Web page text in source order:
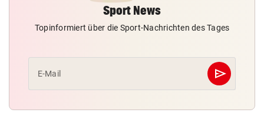
Sport News
Topinformiert über die Sport-Nachrichten des Tages
E-Mail send
Abschicken